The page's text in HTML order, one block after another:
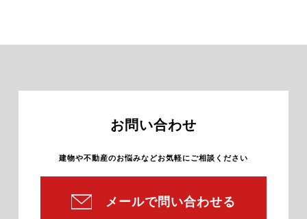
お問い合わせ
建物や不動産のお悩みなどお気軽にご相談ください
メールで問い合わせる